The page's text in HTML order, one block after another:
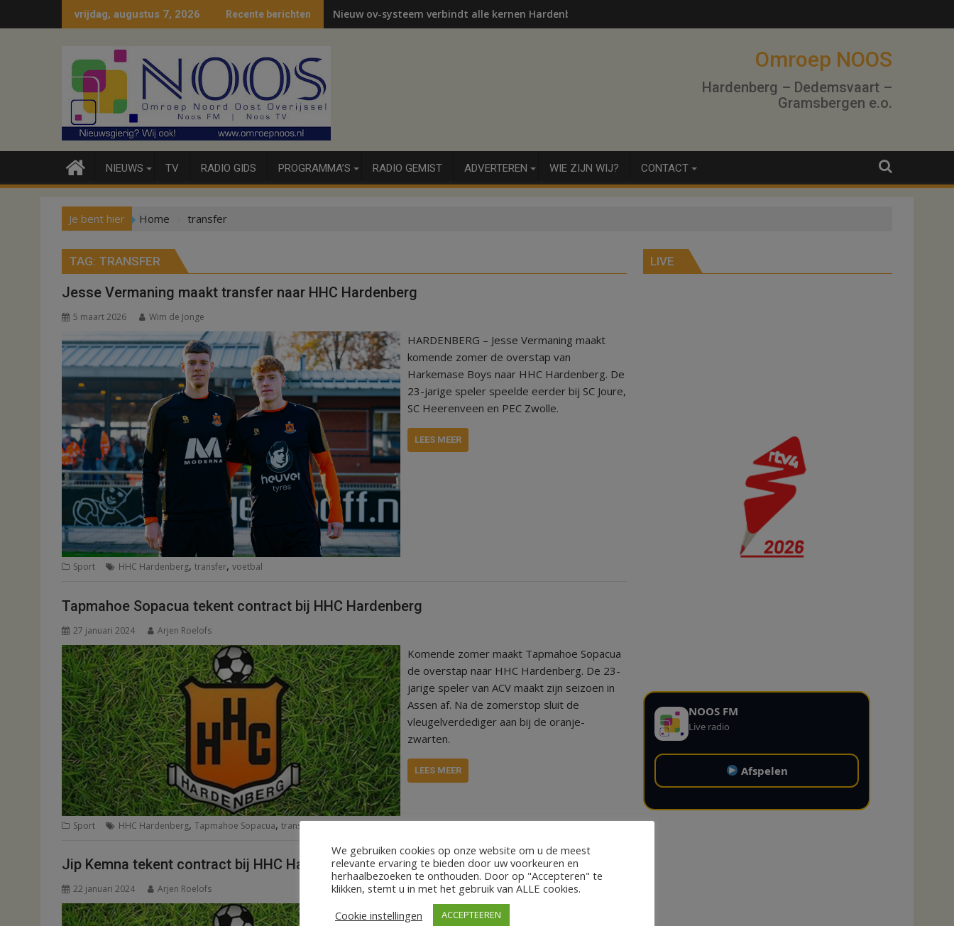
naar
vrijdag, augustus 7, 2026 Recente berichten Nieuw ov-systeem verbindt alle kernen Hardenberg
Omroep NOOS
Hardenberg – Dedemsvaart –
Gramsbergen e.o.
NIEUWS TV RADIO GIDS PROGRAMMA’S RADIO GEMIST ADVERTEREN WIE ZIJN WIJ? CONTACT
Je bent hier Home transfer
TAG: TRANSFER
Jesse Vermaning maakt transfer naar HHC Hardenberg
5 maart 2026 Wim de Jonge
HARDENBERG – Jesse Vermaning maakt
komende zomer de overstap van
Harkemase Boys naar HHC Hardenberg. De
23-jarige speler speelde eerder bij SC Joure,
SC Heerenveen en PEC Zwolle.
LEES MEER
Sport HHC Hardenberg, transfer, voetbal
Tapmahoe Sopacua tekent contract bij HHC Hardenberg
27 januari 2024 Arjen Roelofs
Komende zomer maakt Tapmahoe Sopacua
de overstap naar HHC Hardenberg. De 23-
jarige speler van ACV maakt zijn seizoen in
Assen af. Na de zomerstop sluit de
vleugelverdediger aan bij de oranje-
zwarten.
LEES MEER
Sport HHC Hardenberg, Tapmahoe Sopacua, transfer
Jip Kemna tekent contract bij HHC Hardenberg
22 januari 2024 Arjen Roelofs
Aanvaller Jip Kemna maakt een transfer naar
LIVE
NOOS FM
Live radio
Afspelen
We gebruiken cookies op onze website om u de meest
relevante ervaring te bieden door uw voorkeuren en
herhaalbezoeken te onthouden. Door op "Accepteren" te
klikken, stemt u in met het gebruik van ALLE cookies.
Cookie instellingen
ACCEPTEEREN